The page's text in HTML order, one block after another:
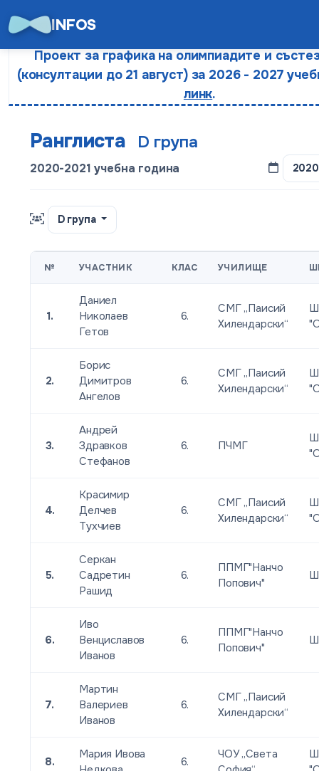
INFOS
Проект за графика на олимпиадите и
(консултации до 21 август) за 2026 - 2027
линк.
Ранглиста D група
2020-2021 учебна година
D група
№ УЧАСТНИК КЛАС УЧИЛИЩЕ
1.
Даниел
Николаев
Гетов
6.
СМГ „Паисий
Хилендарски“
2.
Борис
Димитров
Ангелов
6.
СМГ „Паисий
Хилендарски“
3.
Андрей
Здравков
Стефанов
6. ПЧМГ
4.
Красимир
Делчев
Тухчиев
6.
СМГ „Паисий
Хилендарски“
5.
Серкан
Садретин
Рашид
6.
ППМГ"Нанчо
Попович"
6.
Иво
Венциславов
Иванов
6.
ППМГ"Нанчо
Попович"
7.
Мартин
Валериев
Иванов
6.
СМГ „Паисий
Хилендарски“
8.
Мария Ивова
6.
ЧОУ „Света